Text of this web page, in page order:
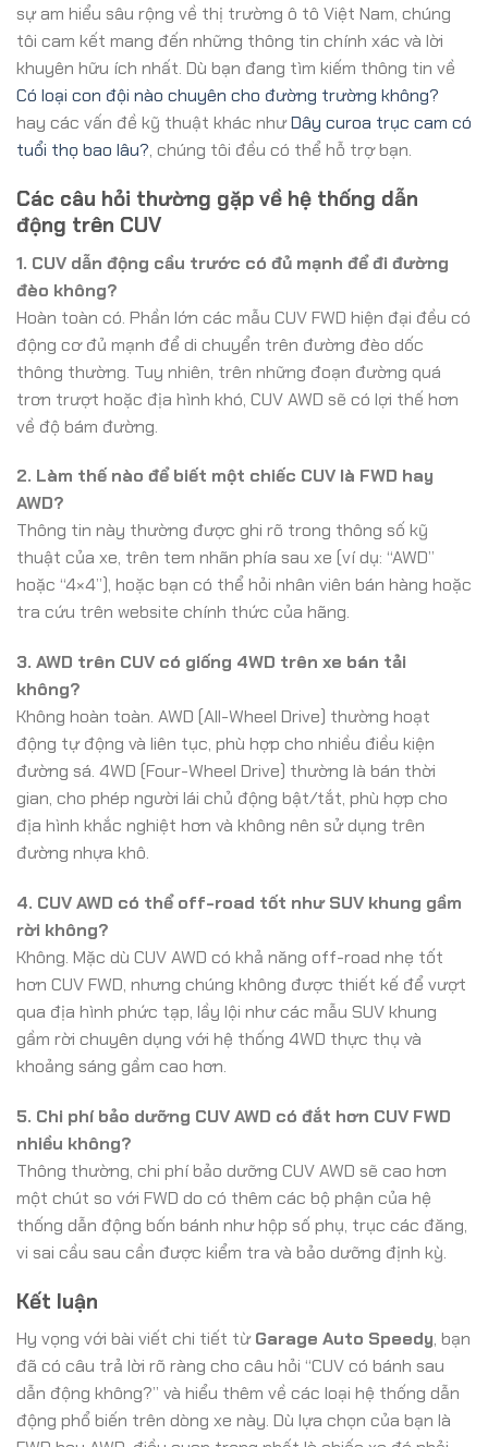
sự am hiểu sâu rộng về thị trường ô tô Việt Nam, chúng
tôi cam kết mang đến những thông tin chính xác và lời
khuyên hữu ích nhất. Dù bạn đang tìm kiếm thông tin về
Có loại con đội nào chuyên cho đường trường không?
hay các vấn đề kỹ thuật khác nhưDây curoa trục cam có
tuổi thọ bao lâu?, chúng tôi đều có thể hỗ trợ bạn.
Các câu hỏi thường gặp về hệ thống dẫn
động trên CUV
1. CUV dẫn động cầu trước có đủ mạnh để đi đường
đèo không?
Hoàn toàn có. Phần lớn các mẫu CUV FWD hiện đại đều có
động cơ đủ mạnh để di chuyển trên đường đèo dốc
thông thường. Tuy nhiên, trên những đoạn đường quá
trơn trượt hoặc địa hình khó, CUV AWD sẽ có lợi thế hơn
về độ bám đường.
2. Làm thế nào để biết một chiếc CUV là FWD hay
AWD?
Thông tin này thường được ghi rõ trong thông số kỹ
thuật của xe, trên tem nhãn phía sau xe (ví dụ: “AWD”
hoặc “4×4”), hoặc bạn có thể hỏi nhân viên bán hàng hoặc
tra cứu trên website chính thức của hãng.
3. AWD trên CUV có giống 4WD trên xe bán tải
không?
Không hoàn toàn. AWD (All-Wheel Drive) thường hoạt
động tự động và liên tục, phù hợp cho nhiều điều kiện
đường sá. 4WD (Four-Wheel Drive) thường là bán thời
gian, cho phép người lái chủ động bật/tắt, phù hợp cho
địa hình khắc nghiệt hơn và không nên sử dụng trên
đường nhựa khô.
4. CUV AWD có thể off-road tốt như SUV khung gầm
rời không?
Không. Mặc dù CUV AWD có khả năng off-road nhẹ tốt
hơn CUV FWD, nhưng chúng không được thiết kế để vượt
qua địa hình phức tạp, lầy lội như các mẫu SUV khung
gầm rời chuyên dụng với hệ thống 4WD thực thụ và
khoảng sáng gầm cao hơn.
5. Chi phí bảo dưỡng CUV AWD có đắt hơn CUV FWD
nhiều không?
Thông thường, chi phí bảo dưỡng CUV AWD sẽ cao hơn
một chút so với FWD do có thêm các bộ phận của hệ
thống dẫn động bốn bánh như hộp số phụ, trục các đăng,
vi sai cầu sau cần được kiểm tra và bảo dưỡng định kỳ.
Kết luận
Hy vọng với bài viết chi tiết từGarage Auto Speedy, bạn
đã có câu trả lời rõ ràng cho câu hỏi “CUV có bánh sau
dẫn động không?” và hiểu thêm về các loại hệ thống dẫn
động phổ biến trên dòng xe này. Dù lựa chọn của bạn là